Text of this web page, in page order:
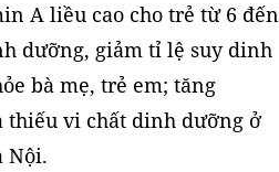
A liều cao cho trẻ từ 6 đến
dưỡng, giảm tỉ lệ suy dinh
bà mẹ, trẻ em; tăng
thiếu vi chất dinh dưỡng ở
Nội.